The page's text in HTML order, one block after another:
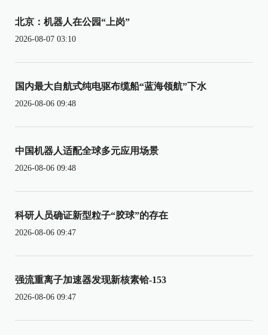
北京：机器人在公园“上岗”
2026-08-07 03:10
国内最大自航式纯电驱布缆船“蓝海领航”下水
2026-08-06 09:48
中国机器人适配全球多元应用场景
2026-08-06 09:48
科研人员确证新型粒子“胶球”的存在
2026-08-06 09:47
强流重离子加速器发现新核素铪-153
2026-08-06 09:47